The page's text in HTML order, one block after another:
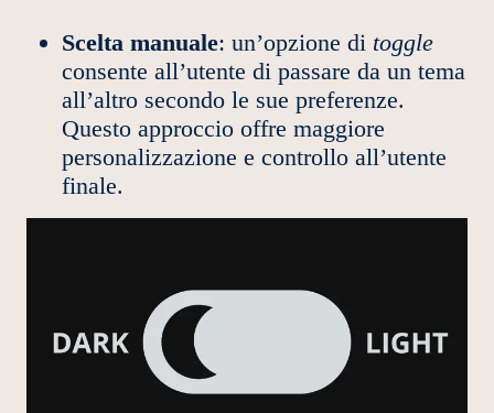
Scelta manuale: un’opzione di toggle
consente all’utente di passare da un tema
all’altro secondo le sue preferenze.
Questo approccio offre maggiore
personalizzazione e controllo all’utente
finale.